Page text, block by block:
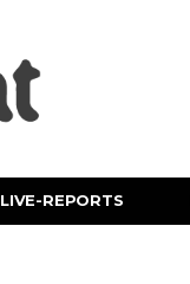
LIVE-REPORTS